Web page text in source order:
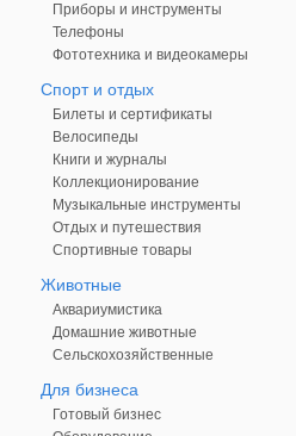
Приборы и инструменты
Телефоны
Фототехника и видеокамеры
Спорт и отдых
Билеты и сертификаты
Велосипеды
Книги и журналы
Коллекционирование
Музыкальные инструменты
Отдых и путешествия
Спортивные товары
Животные
Аквариумистика
Домашние животные
Сельскохозяйственные
Для бизнеса
Готовый бизнес